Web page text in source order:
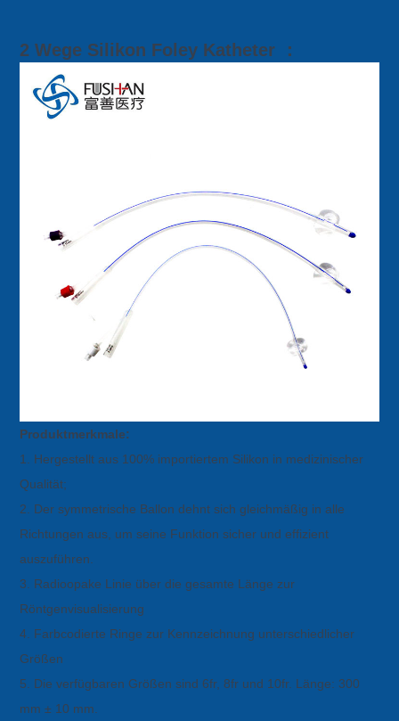
2 Wege Silikon Foley Katheter ：
Produktmerkmale:
1. Hergestellt aus 100% importiertem Silikon in medizinischer
Qualität;
2. Der symmetrische Ballon dehnt sich gleichmäßig in alle
Richtungen aus, um seine Funktion sicher und effizient
auszuführen.
3. Radioopake Linie über die gesamte Länge zur
Röntgenvisualisierung
4. Farbcodierte Ringe zur Kennzeichnung unterschiedlicher
Größen
5. Die verfügbaren Größen sind 6fr, 8fr und 10fr. Länge: 300
mm ± 10 mm.